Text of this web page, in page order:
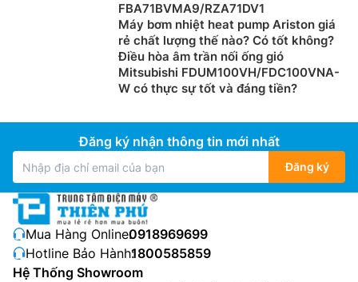
FBA71BVMA9/RZA71DV1
Máy bơm nhiệt heat pump Ariston giá
rẻ chất lượng thế nào? Có tốt không?
Điều hòa âm trần nối ống gió
Mitsubishi FDUM100VH/FDC100VNA-
W có thực sự tốt và đáng tiền?
Đăng ký nhận thông tin mới nhất
Đăng ký
Mua Hàng Online:0918969699
Hotline Bảo Hành:1800585859
Hệ Thống Showroom